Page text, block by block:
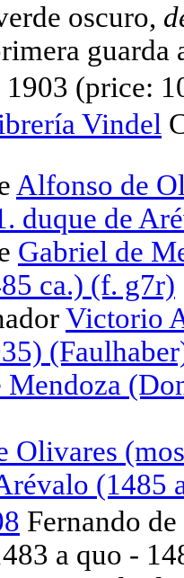
oscuro,
(price:
Vindel
Alfonso de
duque de
Gabriel de
ca.) (f. g7r)
Victorio
Olivares
(1485
Fernando
a quo -